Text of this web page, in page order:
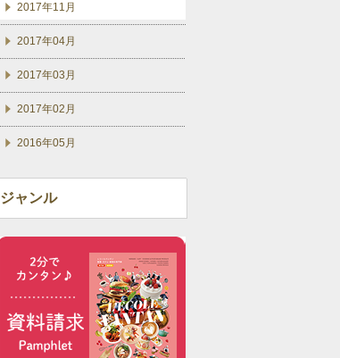
2017年11月
2017年04月
2017年03月
2017年02月
2016年05月
ジャンル